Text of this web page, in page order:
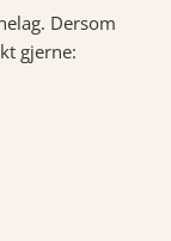
Dersom
gjerne: